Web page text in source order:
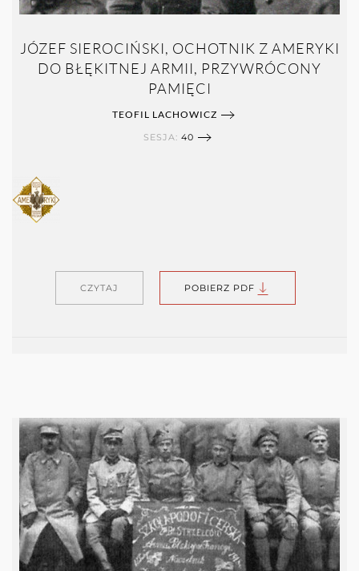
JÓZEF SIEROCIŃSKI, OCHOTNIK Z AMERYKI
DO BŁĘKITNEJ ARMII, PRZYWRÓCONY
PAMIĘCI
TEOFIL LACHOWICZ
SESJA: 40
CZYTAJ POBIERZ PDF